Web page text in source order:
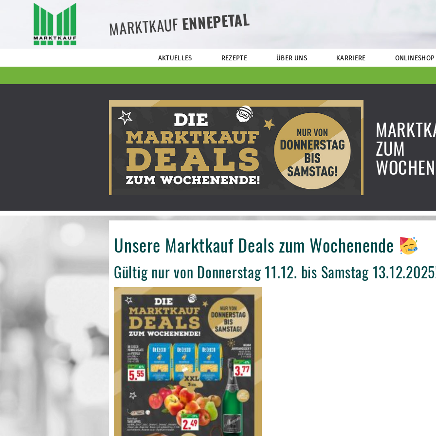
MARKTKAUFENNEPETAL
AKTUELLES REZEPTE ÜBER UNS KARRIERE ONLINESHOP
ZUM
Unsere Marktkauf Deals zum Wochenende
Gültig nur von Donnerstag 11.12. bis Samstag